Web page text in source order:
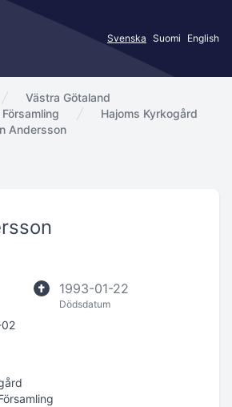
Svenska Suomi English
Västra Götaland
Hajoms Kyrkogård
Andersson
1993-01-22
Dödsdatum